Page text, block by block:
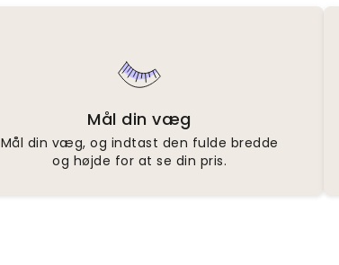
Mål din væg
Mål din væg, og indtast den fulde bredde
og højde for at se din pris.